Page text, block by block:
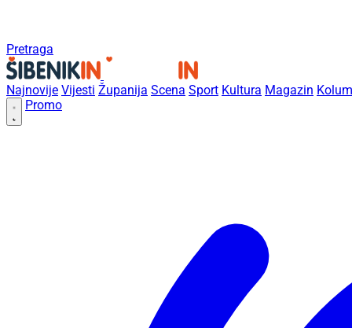
Pretraga
Najnovije Vijesti Županija Scena Sport Kultura Magazin
Promo